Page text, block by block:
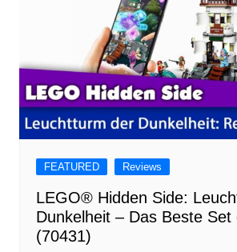
FEATURED Reviews
LEGO® Hidden Side:
Dunkelheit – Das Beste Set
(70431)